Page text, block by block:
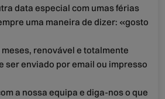
data especial com umas férias
uma maneira de dizer: «gosto
renovável e totalmente
ser enviado por email ou impresso
a nossa equipa e diga-nos o que